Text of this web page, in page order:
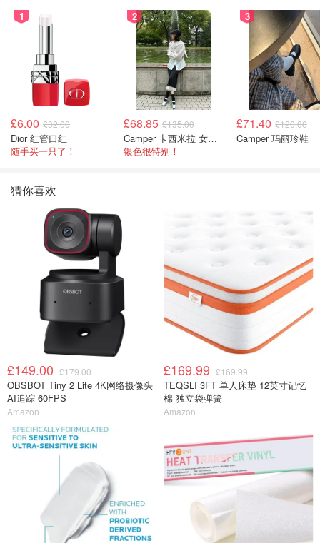
1
£6.00 £32.00
Dior 红管口红
随手买一只了！
2
£68.85 £135.00
Camper 卡西米拉 女士鞋子
银色很特别！
3
£71.40 £120.00
Camper 玛丽珍鞋
猜你喜欢
£149.00 £179.00
OBSBOT Tiny 2 Lite 4K网络摄像头
AI追踪 60FPS
Amazon
£169.99 £169.99
TEQSLI 3FT 单人床垫 12英寸记忆
棉 独立袋弹簧
Amazon